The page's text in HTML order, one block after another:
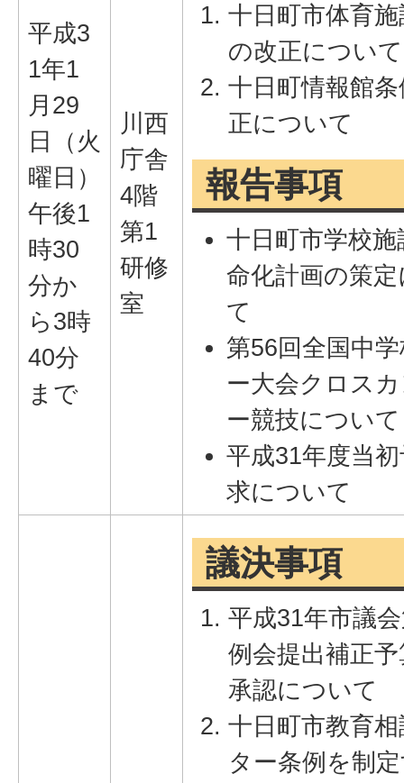
平成3
1年1
月29
日（火
曜日）
午後1
時30
分か
ら3時
40分
まで
川西
庁舎
4階
第1
研修
室
十日町市体育
の改正について
十日町情報館
正について
報告事項
十日町市学校施
命化計画の策
て
第56回全国中
ー大会クロス
ー競技について
平成31年度当
求について
議決事項
平成31年市議
例会提出補正
承認について
十日町市教育
ター条例を制